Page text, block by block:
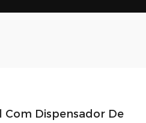
Dispensador De